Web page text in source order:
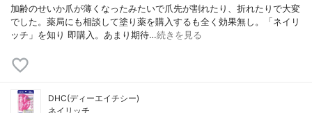
加齢のせいか爪が薄くなったみたいで爪先が割れたり、折れたりで大変
でした。薬局にも相談して塗り薬を購入するも全く効果無し。「ネイリ
ッチ」を知り 即購入。あまり期待…続きを見る
DHC(ディーエイチシー)
ネイリッチ